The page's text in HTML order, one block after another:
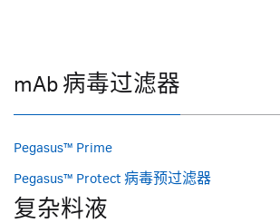
mAb 病毒过滤器
Pegasus™ Prime
Pegasus™ Protect 病毒预过滤器
复杂料液